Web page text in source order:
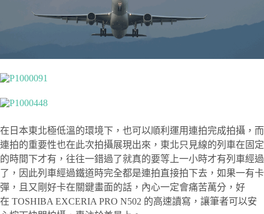
在日本東北極低溫的環境下，也可以順利運用連拍完成拍攝，而
連拍的重要性也在此次拍攝展現出來，東北只見線的列車在固定
的時間下才有，往往一錯過了就真的要等上一小時才有列車經過
了，因此列車經過鐵道時完全都是連拍直接拍下去，如果一有卡
彈，且又剛好卡在關鍵畫面的話，內心一定會痛苦萬分，好
在 TOSHIBA EXCERIA PRO N502 的高速讀寫，讓筆者可以安